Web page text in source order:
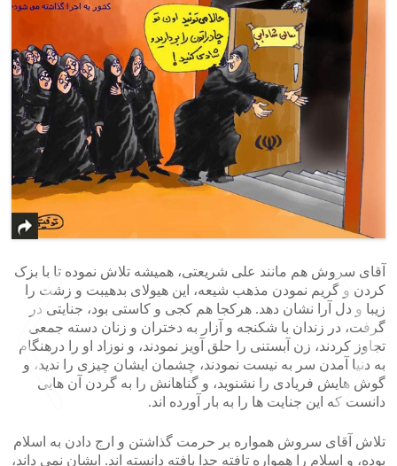
آقای سروش هم مانند علی شریعتی، همیشه تلاش نموده تا با بزک
کردن و گریم نمودن مذهب شیعه، این هیولای بدهیبت و زشت را
زیبا و دل آرا نشان دهد. هرکجا هم کجی و کاستی بود، جنایتی در
گرفت، در زندان با شکنجه و آزار به دختران و زنان دسته جمعی
تجاوز کردند، زن آبستنی را حلق آویز نمودند، و نوزاد او را درهنگام
به دنیا آمدن سر به نیست نمودند، چشمان ایشان چیزی را ندید، و
گوش هایش فریادی را نشنوید، و گناهانش را به گردن آن هایی
دانست که این جنایت ها را به بار آورده اند.
تلاش آقای سروش همواره بر حرمت گذاشتن و ارج دادن به اسلام
بوده، و اسلام را همواره تافته جدا بافته دانسته اند. ایشان نمی داند،
<
>